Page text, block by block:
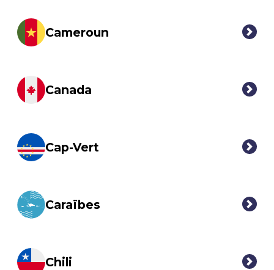
Cameroun
Canada
Cap-Vert
Caraïbes
Chili